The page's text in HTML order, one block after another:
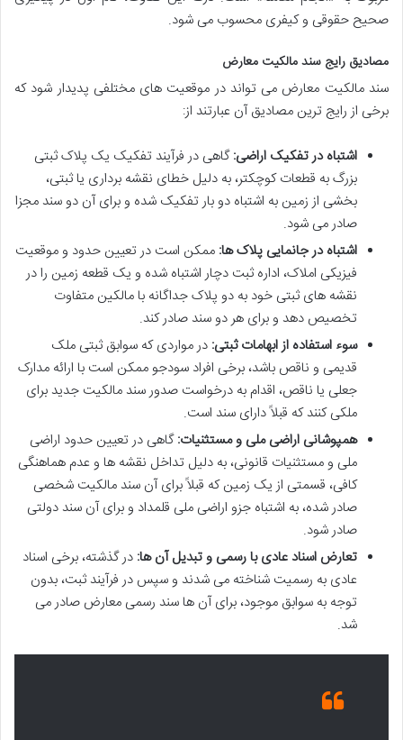
صحیح حقوقی و کیفری محسوب می شود.
مصادیق رایج سند مالکیت معارض
سند مالکیت معارض می تواند در موقعیت های مختلفی پدیدار شود که
برخی از رایج ترین مصادیق آن عبارتند از:
اشتباه در تفکیک اراضی:گاهی در فرآیند تفکیک یک پلاک ثبتی
بزرگ به قطعات کوچکتر، به دلیل خطای نقشه برداری یا ثبتی،
بخشی از زمین به اشتباه دو بار تفکیک شده و برای آن دو سند مجزا
صادر می شود.
اشتباه در جانمایی پلاک ها: ممکن است در تعیین حدود و موقعیت
فیزیکی املاک، اداره ثبت دچار اشتباه شده و یک قطعه زمین را در
نقشه های ثبتی خود به دو پلاک جداگانه با مالکین متفاوت
تخصیص دهد و برای هر دو سند صادر کند.
سوء استفاده از ابهامات ثبتی: در مواردی که سوابق ثبتی ملک
قدیمی و ناقص باشد، برخی افراد سودجو ممکن است با ارائه مدارک
جعلی یا ناقص، اقدام به درخواست صدور سند مالکیت جدید برای
ملکی کنند که قبلاً دارای سند است.
همپوشانی اراضی ملی و مستثنیات:گاهی در تعیین حدود اراضی
ملی و مستثنیات قانونی، به دلیل تداخل نقشه ها و عدم هماهنگی
کافی، قسمتی از یک زمین که قبلاً برای آن سند مالکیت شخصی
صادر شده، به اشتباه جزو اراضی ملی قلمداد و برای آن سند دولتی
صادر شود.
تعارض اسناد عادی با رسمی و تبدیل آن ها: در گذشته، برخی اسناد
عادی به رسمیت شناخته می شدند و سپس در فرآیند ثبت، بدون
توجه به سوابق موجود، برای آن ها سند رسمی معارض صادر می
شد.